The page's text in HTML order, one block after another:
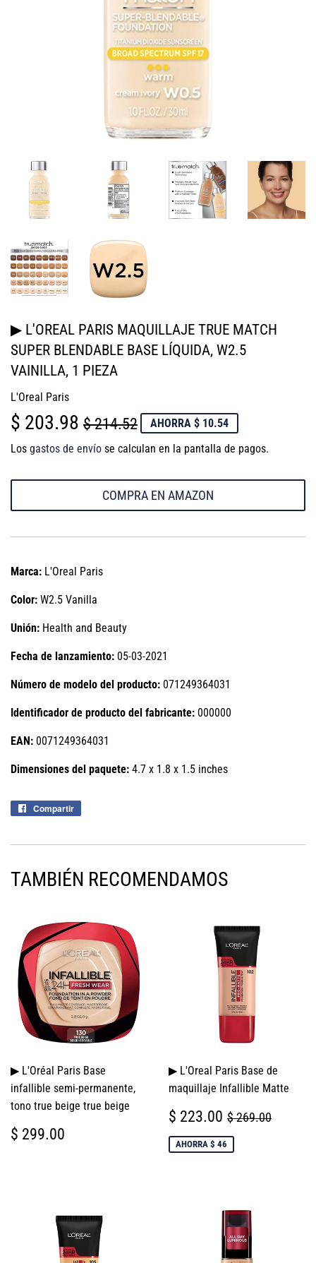
▶ L'OREAL PARIS MAQUILLAJE TRUE MATCH
SUPER BLENDABLE BASE LÍQUIDA, W2.5
VAINILLA, 1 PIEZA
L'Oreal Paris
$ 203.98 $ 214.52PRECIO
HABITUAL
$
214.52
PRECIO
DE
VENTA
$
203.98
AHORRA $ 10.54
Los gastos de envío se calculan en la pantalla de pagos.
COMPRA EN AMAZON
Marca: L'Oreal Paris
Color: W2.5 Vanilla
Unión: Health and Beauty
Fecha de lanzamiento: 05-03-2021
Número de modelo del producto: 071249364031
Identificador de producto del fabricante: 000000
EAN: 0071249364031
Dimensiones del paquete: 4.7 x 1.8 x 1.5 inches
Compartir
TAMBIÉN RECOMENDAMOS
▶ L'Oréal Paris Base
infallible semi-permanente,
tono true beige true beige
PRECIO
HABITUAL
$ 299.00
▶ L'Oreal Paris Base de
maquillaje Infallible Matte
PRECIO
DE
VENTA
$ 223.00 $
223.00
PRECIO
$ 269.00
AHORRA $ 46